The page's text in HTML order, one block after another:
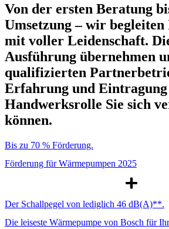
Von der ersten Beratung
Umsetzung – wir
mit voller Leidenschaft.
Ausführung übernehmen
qualifizierten
Erfahrung und
Handwerksrolle Sie sich
können.
Bis zu 70 % Förderung.
Förderung für Wärmepumpen 2025
Der Schallpegel von lediglich 46 dB(A)**.
Die leiseste Wärmepumpe von Bosch für